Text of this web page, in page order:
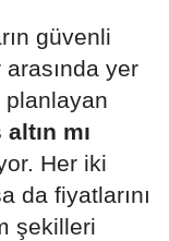
güvenli
yer
planlayan
mı
Her iki
da fiyatlarını
şekilleri